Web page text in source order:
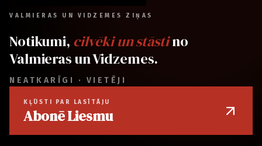
VALMIERAS UN VIDZEMES ZIŅAS
Notikumi, cilvēki un stāstino
Valmieras un Vidzemes.
NEATKARĪGI · VIETĒJI
KĻŪSTI PAR LASĪTĀJU
Abonē Liesmu